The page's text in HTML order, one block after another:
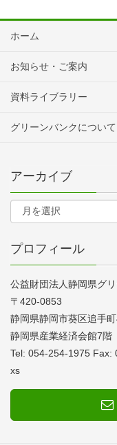
ホーム
お知らせ・ご案内
資料ライブラリー
グリーンバンクについて
アーカイブ
プロフィール
公益財団法人静岡県グ
〒420-0853
静岡県静岡市葵区追手
静岡県産業経済会館7階
Tel: 054-254-1975 Fax:
xs